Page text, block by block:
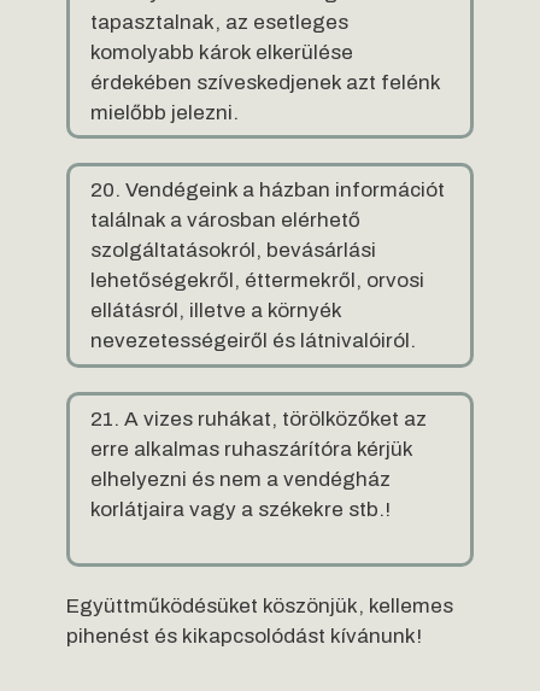
tapasztalnak, az esetleges
komolyabb károk elkerülése
érdekében szíveskedjenek azt felénk
mielőbb jelezni.
20. Vendégeink a házban információt
találnak a városban elérhető
szolgáltatásokról, bevásárlási
lehetőségekről, éttermekről, orvosi
ellátásról, illetve a környék
nevezetességeiről és látnivalóiról.
21. A vizes ruhákat, törölközőket az
erre alkalmas ruhaszárítóra kérjük
elhelyezni és nem a vendégház
korlátjaira vagy a székekre stb.!
Együttműködésüket köszönjük, kellemes
pihenést és kikapcsolódást kívánunk!